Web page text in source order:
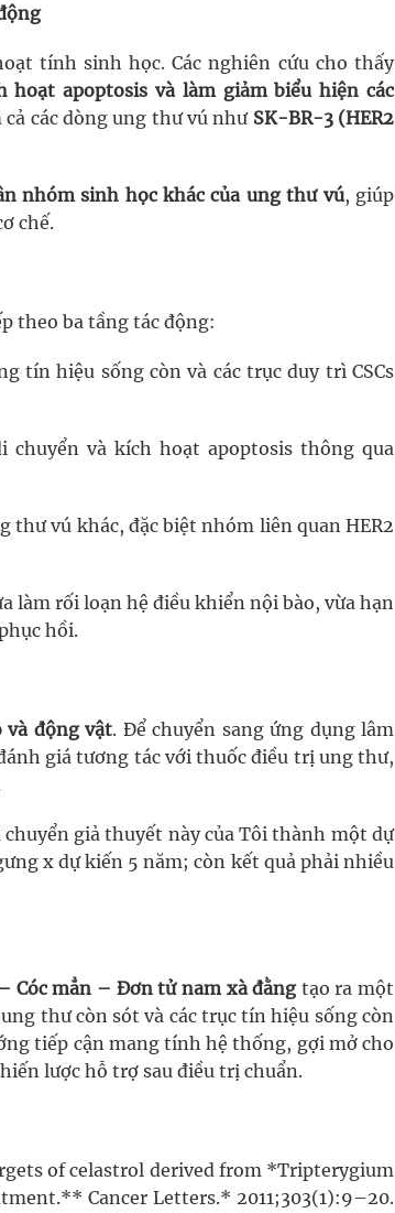
tính sinh học. Các nghiên cứu cho thấy
hoạt apoptosis và làm giảm biểu hiện các
các dòng ung thư vú như SK-BR-3 (HER2
nhóm sinh học khác của ung thư vú, giúp
chế.
theo ba tầng tác động:
tín hiệu sống còn và các trục duy trì CSCs
và kích hoạt apoptosis thông qua
thư vú khác, đặc biệt nhóm liên quan HER2
làm rối loạn hệ điều khiển nội bào, vừa hạn
hồi.
động vật. Để chuyển sang ứng dụng lâm
giá tương tác với thuốc điều trị ung thư,
giả thuyết này của Tôi thành một dự
x dự kiến 5 năm; còn kết quả phải nhiều
Cóc mẳn – Đơn tử nam xà đằngtạo ra một
thư còn sót và các trục tín hiệu sống còn
tiếp cận mang tính hệ thống, gợi mở cho
lược hỗ trợ sau điều trị chuẩn.
of celastrol derived from *Tripterygium
Cancer Letters.* 2011;303(1):9–20.